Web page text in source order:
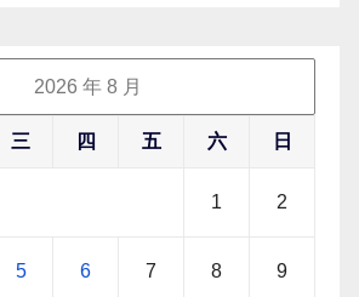
2026 年 8 月
三 四 五 六 日
1 2
5 6 7 8 9